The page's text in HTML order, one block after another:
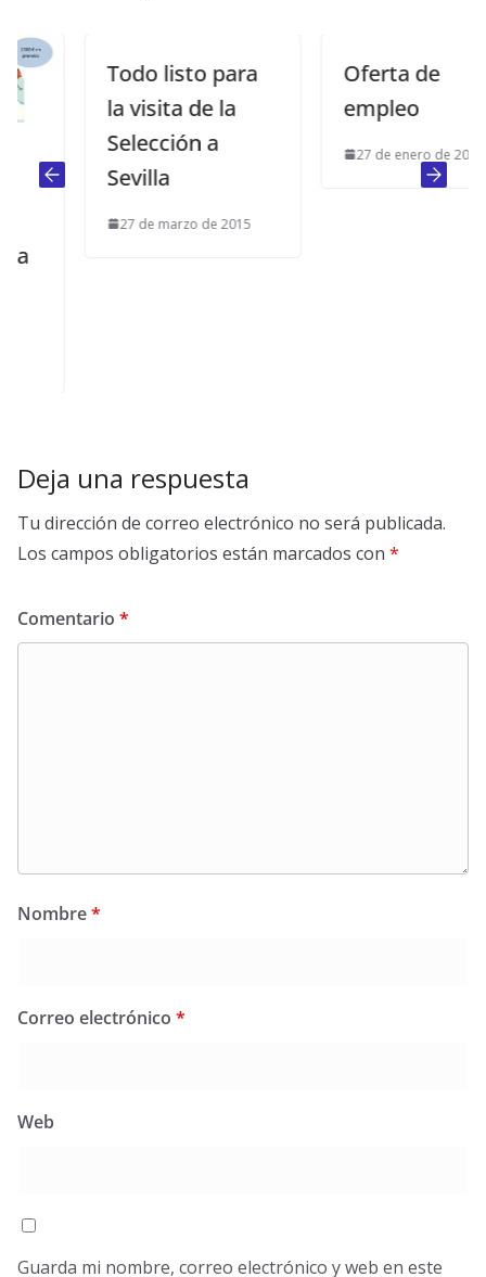
Todo listo para
la visita de la
Selección a
Sevilla
27 de marzo de 2015
Oferta de
empleo
27 de enero de 2014
Deja una respuesta
Tu dirección de correo electrónico no será publicada.
Los campos obligatorios están marcados con *
Comentario *
Nombre*
Correo electrónico *
Web
Guarda mi nombre, correo electrónico y web en este